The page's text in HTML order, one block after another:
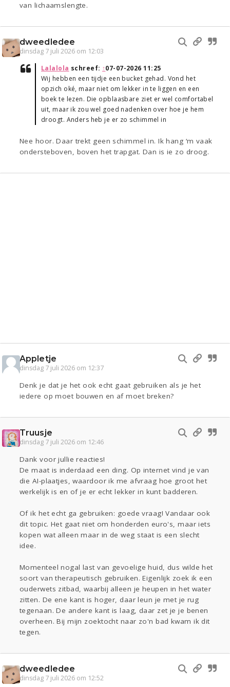
van lichaamslengte.
dweedledee
dinsdag 7 juli 2026 om 12:03
Lalalola schreef: ↑07-07-2026 11:25
Wij hebben een tijdje een bucket gehad. Vond het
opzich oké, maar niet om lekker in te liggen en een
boek te lezen. Die opblaasbare ziet er wel comfortabel
uit, maar ik zou wel goed nadenken over hoe je hem
droogt. Anders heb je er zo schimmel in
Nee hoor. Daar trekt geen schimmel in. Ik hang ‘m vaak
ondersteboven, boven het trapgat. Dan is ie zo droog.
Appletje
dinsdag 7 juli 2026 om 12:37
Denk je dat je het ook echt gaat gebruiken als je het
iedere op moet bouwen en af moet breken?
Truusje
dinsdag 7 juli 2026 om 12:46
Dank voor jullie reacties!
De maat is inderdaad een ding. Op internet vind je van
die AI-plaatjes, waardoor ik me afvraag hoe groot het
werkelijk is en of je er echt lekker in kunt badderen.
Of ik het echt ga gebruiken: goede vraag! Vandaar ook
dit topic. Het gaat niet om honderden euro's, maar iets
kopen wat alleen maar in de weg staat is een slecht
idee.
Momenteel nogal last van gevoelige huid, dus wilde het
soort van therapeutisch gebruiken. Eigenlijk zoek ik een
ouderwets zitbad, waarbij alleen je heupen in het water
zitten. De ene kant is hoger, daar leun je met je rug
tegenaan. De andere kant is laag, daar zet je je benen
overheen. Bij mijn zoektocht naar zo'n bad kwam ik dit
tegen.
dweedledee
dinsdag 7 juli 2026 om 12:52